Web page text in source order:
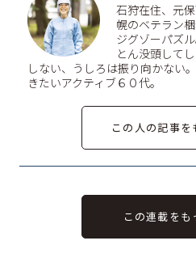
石狩在住、元
幌のベテラン
ジグゾーパズ
とん没頭して
しない、うしろは振り向かない
きたいアクティブ６０代。
この人の記事を
この連載をも